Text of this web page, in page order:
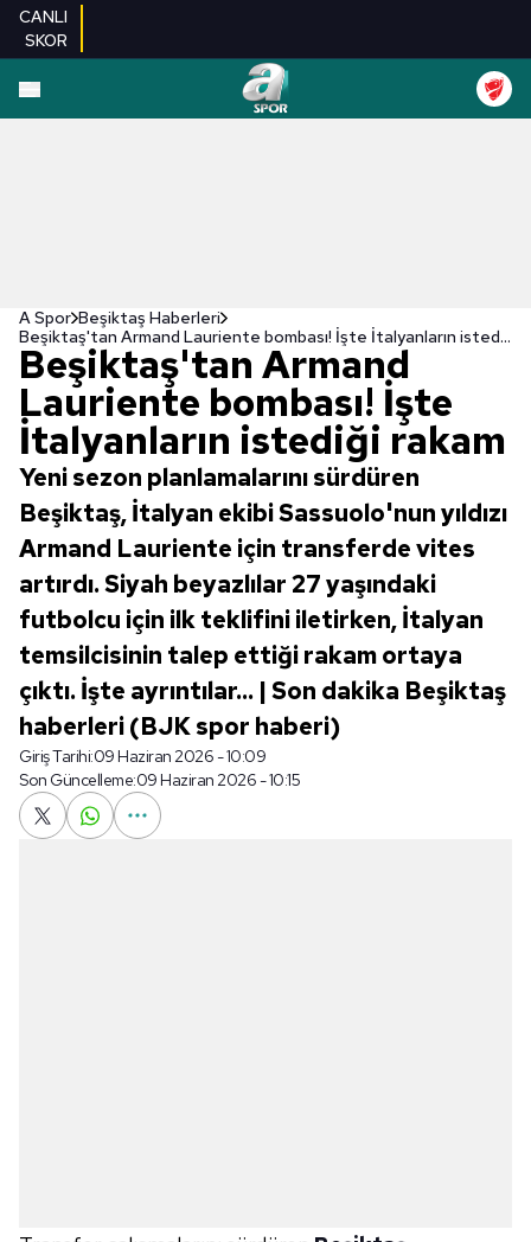
CANLI
SKOR
A Spor Beşiktaş Haberleri
Beşiktaş'tan Armand Lauriente bombası! İşte İtalyanların istediği rakam
Beşiktaş'tan Armand
Lauriente bombası! İşte
İtalyanların istediği rakam
Yeni sezon planlamalarını sürdüren
Beşiktaş, İtalyan ekibi Sassuolo'nun yıldızı
Armand Lauriente için transferde vites
artırdı. Siyah beyazlılar 27 yaşındaki
futbolcu için ilk teklifini iletirken, İtalyan
temsilcisinin talep ettiği rakam ortaya
çıktı. İşte ayrıntılar... | Son dakika Beşiktaş
haberleri (BJK spor haberi)
Giriş Tarihi:09 Haziran 2026 - 10:09
Son Güncelleme:09 Haziran 2026 - 10:15